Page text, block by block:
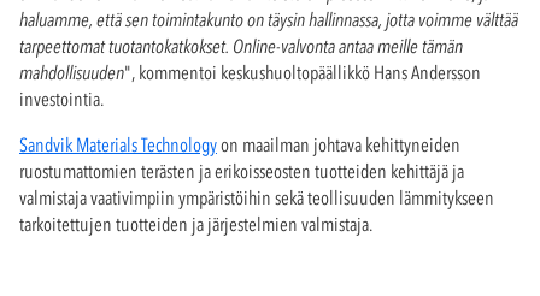
haluamme, että sen toimintakunto on täysin hallinnassa, jotta voimme välttää
tarpeettomat tuotantokatkokset. Online-valvonta antaa meille tämän
mahdollisuuden", kommentoi keskushuoltopäällikkö Hans Andersson
investointia.
Sandvik Materials Technologyon maailman johtava kehittyneiden
ruostumattomien terästen ja erikoisseosten tuotteiden kehittäjä ja
valmistaja vaativimpiin ympäristöihin sekä teollisuuden lämmitykseen
tarkoitettujen tuotteiden ja järjestelmien valmistaja.